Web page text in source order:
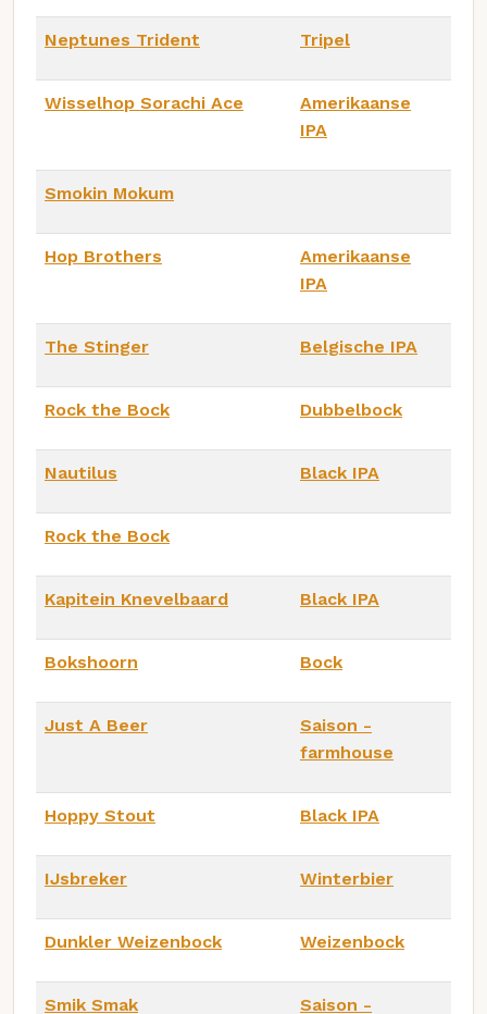
Neptunes Trident Tripel
Wisselhop Sorachi Ace
Amerikaanse
IPA
Smokin Mokum
Hop Brothers
Amerikaanse
IPA
The Stinger Belgische IPA
Rock the Bock Dubbelbock
Nautilus Black IPA
Rock the Bock
Kapitein Knevelbaard Black IPA
Bokshoorn Bock
Just A Beer
Saison -
farmhouse
Hoppy Stout Black IPA
IJsbreker Winterbier
Dunkler Weizenbock Weizenbock
Smik Smak Saison -